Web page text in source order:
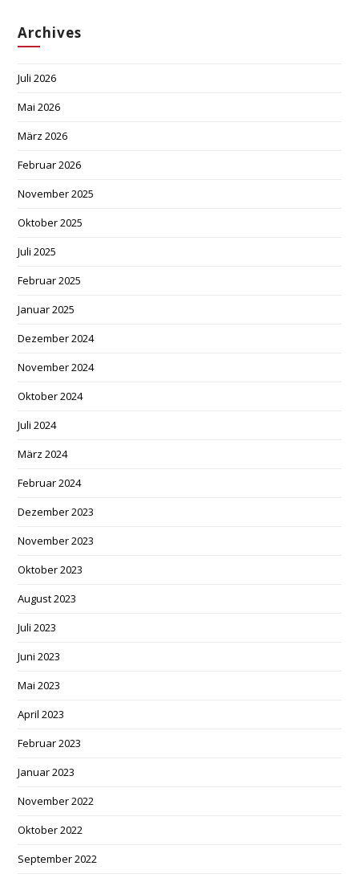
Archives
Juli 2026
Mai 2026
März 2026
Februar 2026
November 2025
Oktober 2025
Juli 2025
Februar 2025
Januar 2025
Dezember 2024
November 2024
Oktober 2024
Juli 2024
März 2024
Februar 2024
Dezember 2023
November 2023
Oktober 2023
August 2023
Juli 2023
Juni 2023
Mai 2023
April 2023
Februar 2023
Januar 2023
November 2022
Oktober 2022
September 2022